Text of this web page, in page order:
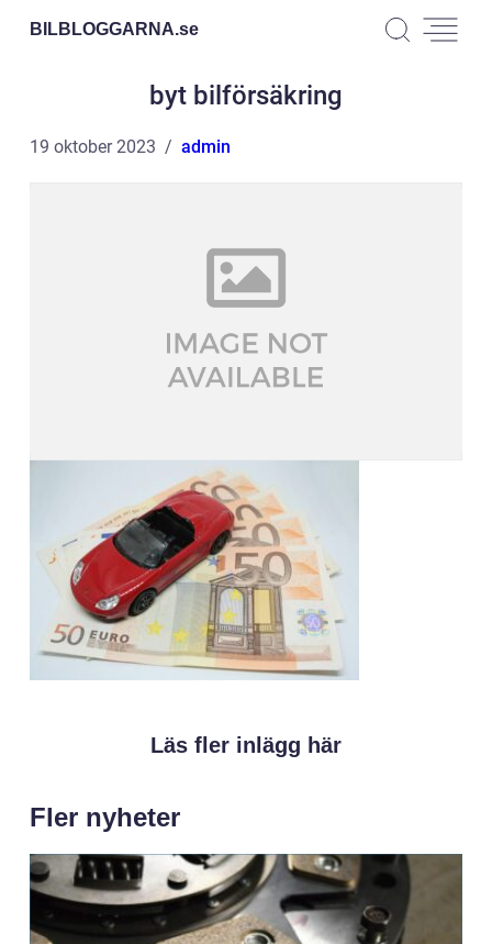
BILBLOGGARNA.se
byt bilförsäkring
19 oktober 2023 admin
Läs fler inlägg här
Fler nyheter